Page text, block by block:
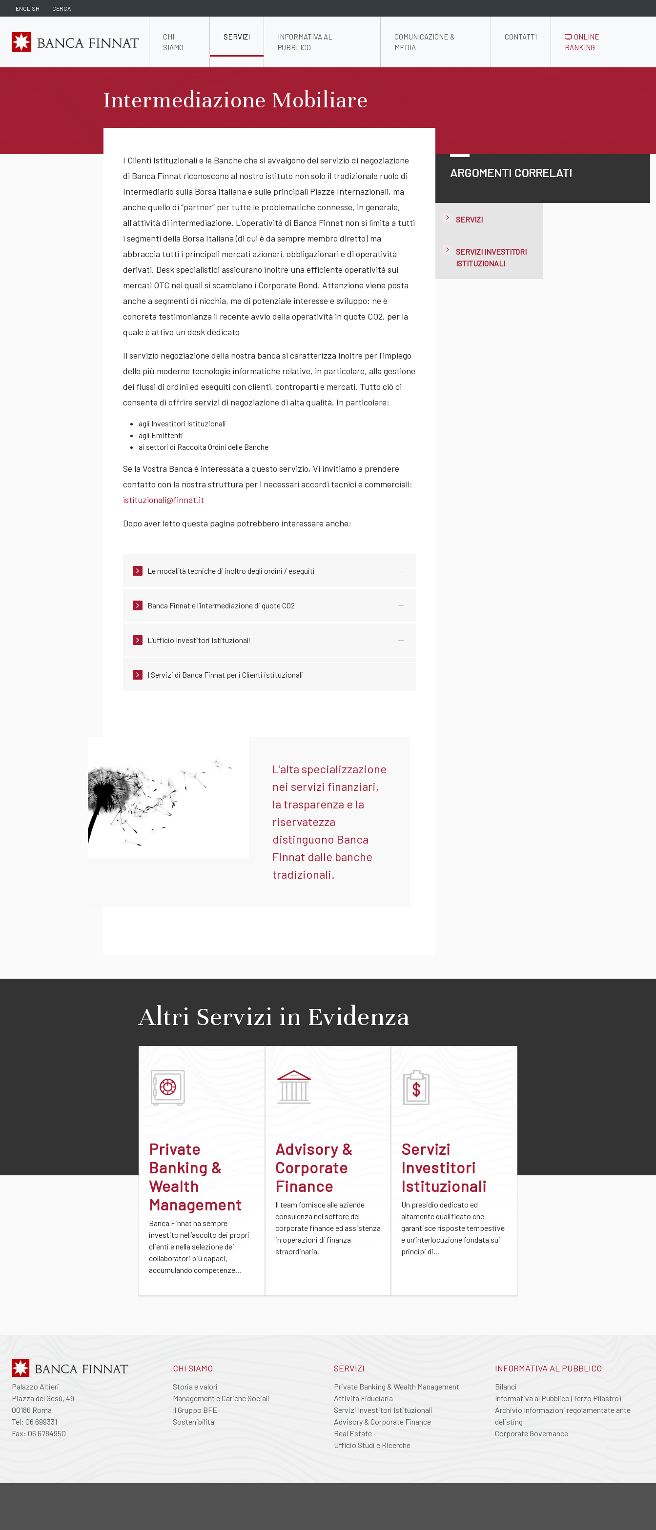
ENGLISH CERCA
CHI
SIAMO
SERVIZI
INFORMATIVA AL
PUBBLICO
COMUNICAZIONE &
MEDIA
CONTATTI
ONLINE
BANKING
Intermediazione Mobiliare
I Clienti Istituzionali e le Banche che si avvalgono del servizio di negoziazione
di Banca Finnat riconoscono al nostro istituto non solo il tradizionale ruolo di
Intermediario sulla Borsa Italiana e sulle principali Piazze Internazionali, ma
anche quello di “partner” per tutte le problematiche connesse, in generale,
all'attività di intermediazione. L’operatività di Banca Finnat non si limita a tutti
i segmenti della Borsa Italiana (di cui è da sempre membro diretto) ma
abbraccia tutti i principali mercati azionari, obbligazionari e di operatività
derivati. Desk specialistici assicurano inoltre una efficiente operatività sui
mercati OTC nei quali si scambiano i Corporate Bond. Attenzione viene posta
anche a segmenti di nicchia, ma di potenziale interesse e sviluppo: ne è
concreta testimonianza il recente avvio della operatività in quote CO2, per la
quale è attivo un desk dedicato
Il servizio negoziazione della nostra banca si caratterizza inoltre per l'impiego
delle più moderne tecnologie informatiche relative, in particolare, alla gestione
dei flussi di ordini ed eseguiti con clienti, controparti e mercati. Tutto ciò ci
consente di offrire servizi di negoziazione di alta qualità. In particolare:
agli Investitori Istituzionali
agli Emittenti
ai settori di Raccolta Ordini delle Banche
Se la Vostra Banca è interessata a questo servizio, Vi invitiamo a prendere
contatto con la nostra struttura per i necessari accordi tecnici e commerciali:
istituzionali@finnat.it
Dopo aver letto questa pagina potrebbero interessare anche:
Le modalità tecniche di inoltro degli ordini / eseguiti
Banca Finnat e l’intermediazione di quote CO2
L’ufficio Investitori Istituzionali
I Servizi di Banca Finnat per i Clienti istituzionali
L'alta specializzazione
nei servizi finanziari,
la trasparenza e la
riservatezza
distinguono Banca
Finnat dalle banche
tradizionali.
ARGOMENTI CORRELATI
SERVIZI
SERVIZI INVESTITORI
ISTITUZIONALI
Altri Servizi in Evidenza
Private
Banking &
Wealth
Management
Banca Finnat ha sempre
investito nell’ascolto dei propri
clienti e nella selezione dei
collaboratori più capaci,
accumulando competenze...
Advisory &
Corporate
Finance
Il team fornisce alle aziende
consulenza nel settore del
corporate finance ed assistenza
in operazioni di finanza
straordinaria.
Servizi
Investitori
Istituzionali
Un presidio dedicato ed
altamente qualificato che
garantisce risposte tempestive
e un’interlocuzione fondata sui
principi di...
Palazzo Altieri
Piazza del Gesù, 49
00186 Roma
Tel: 06 699331
Fax: 06 6784950
CHI SIAMO
Storia e valori
Management e Cariche Sociali
Il Gruppo BFE
Sostenibilità
SERVIZI
Private Banking & Wealth Management
Attività Fiduciaria
Servizi Investitori Istituzionali
Advisory & Corporate Finance
Real Estate
Ufficio Studi e Ricerche
INFORMATIVA AL PUBBLICO
Bilanci
Informativa al Pubblico (Terzo Pilastro)
Archivio Informazioni regolamentate ante
delisting
Corporate Governance